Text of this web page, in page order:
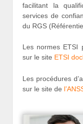
facilitant la
services de
du RGS
Les normes ETSI
sur le site ETSI
Les procédures
sur le site de